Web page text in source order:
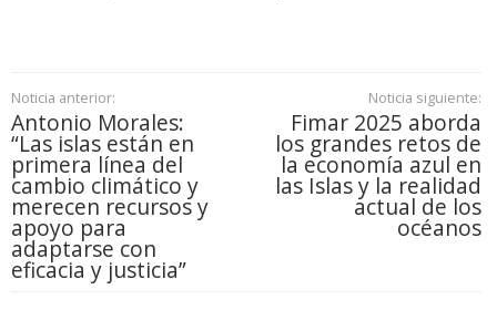
Noticia anterior:
Antonio Morales:
“Las islas están en
primera línea del
cambio climático y
merecen recursos y
apoyo para
adaptarse con
eficacia y justicia”
Noticia siguiente:
Fimar 2025 aborda
los grandes retos de
la economía azul en
las Islas y la realidad
actual de los
océanos